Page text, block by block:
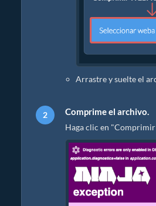
Arrastre y suelte el
Comprime el archivo.
Haga clic en